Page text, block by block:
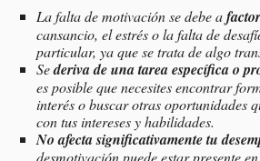
La falta de motivación se debe a
cansancio, el estrés o la falta de
particular, ya que se trata de algo
Sederiva de una tarea específica o
es posible que necesites encontrar
interés o buscar otras oportunidades
con tus intereses y habilidades.
No afecta significativamente tu